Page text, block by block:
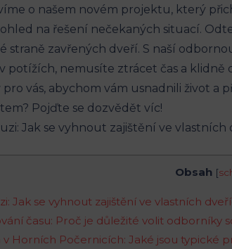
o našem novém projektu, který
na řešení nečekaných situací.
straně zavřených dveří. S naší
potížích, nemusíte ztrácet​ čas a
vás, ⁤abychom vám usnadnili​ život ‌a
Pojďte se dozvědět víc!
Obsah [
Jak ⁤se vyhnout zajištění ve vlastních
času: Proč je důležité volit odborníky
v Horních Počernicích: Jaké jsou typické